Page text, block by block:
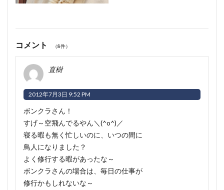
コメント （8件）
直樹
2012年7月3日 9:52 PM
ボンクラさん！
すげ～空飛んでるやん＼(^o^)／
寝る暇も無く忙しいのに、いつの間に
鳥人になりました？
よく修行する暇があったな～
ボンクラさんの場合は、毎日の仕事が
修行かもしれないな～